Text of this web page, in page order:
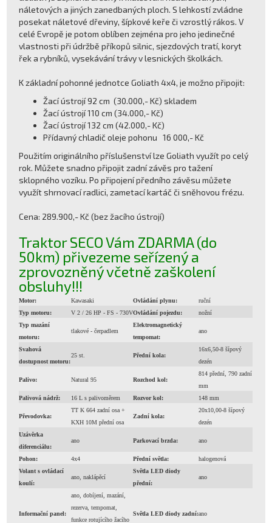
náletových a jiných zanedbaných ploch. S lehkostí zvládne
posekat náletové dřeviny, šípkové keře či vzrostlý rákos. V
celé Evropě je potom oblíben zejména pro jeho jedinečné
vlastnosti při údržbě příkopů silnic, sjezdových tratí, koryt
řek a rybníků, vysekávání trávy v lesnických školkách.
K základní pohonné jednotce Goliath 4x4, je možno připojit:
Žací ústrojí 92 cm (30.000,- Kč) skladem
Žací ústrojí 110 cm (34.000,- Kč)
Žací ústrojí 132 cm (42.000,- Kč)
Přídavný chladič oleje pohonu 16 000,- Kč
Použitím originálního příslušenství lze Goliath využít po celý
rok. Můžete snadno připojit zadní závěs pro tažení
sklopného vozíku. Po připojení předního závěsu můžete
využít shrnovací radlici, zametací kartáč či sněhovou frézu.
Cena: 289.900,- Kč (bez žacího ústrojí)
Traktor SECO Vám ZDARMA (do
50km) přivezeme seřízený a
zprovozněný včetně zaškolení
obsluhy!!!
Motor: Kawasaki Ovládání plynu:
ruční
Typ motoru:
V 2 / 26 HP - FS - 730VOvládání pojezdu:
nožní
Typ mazání
motoru:
tlakové - čerpadlem
Elektromagnetický
tempomat:
ano
Svahová
dostupnost motoru:
25 st. Přední kola:
16x6,50-8 šípový
dezén
Palivo: Natural 95 Rozchod kol:
814 přední, 790 zadní
mm
Palivová nádrž:
16 L s palivoměrem Rozvor kol: 148 mm
Převodovka:
TT K 664 zadní osa +
KXH 10M přední osa
Zadní kola:
20x10,00-8 šípový
dezén
Uzávěrka
diferenciálu:
ano Parkovací brzda: ano
Pohon: 4x4 Přední světla:
halogenová
Volant s ovládací
koulí:
ano, naklápěcí
Světla LED diody
přední:
ano
Informační panel:
ano, dobíjení, mazání,
rezerva, tempomat,
funkce rotujícího žacího
Světla LED diody zadní:ano